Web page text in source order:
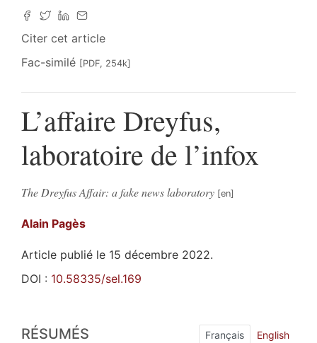
Citer cet article
Fac-similé [PDF, 254k]
L’affaire Dreyfus,
laboratoire de l’infox
The Dreyfus Affair: a fake news laboratory
Alain Pagès
Article publié le 15 décembre 2022.
DOI : 10.58335/sel.169
Index
RÉSUMÉS Français English